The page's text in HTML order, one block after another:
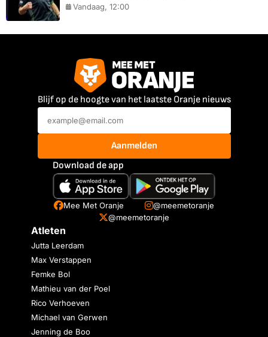
Vandaag, 12:00
Blijf op de hoogte van het laatste Oranje nieuws
Aanmelden
Download de app
Mee Met Oranje
@meemetoranje
@meemetoranje
Atleten
Jutta Leerdam
Max Verstappen
Femke Bol
Mathieu van der Poel
Rico Verhoeven
Michael van Gerwen
Jenning de Boo